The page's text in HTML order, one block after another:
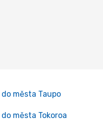
města Taupo
města Tokoroa